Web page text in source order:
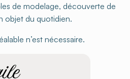
de modelage, découverte de
objet du quotidien.
n’est nécessaire.